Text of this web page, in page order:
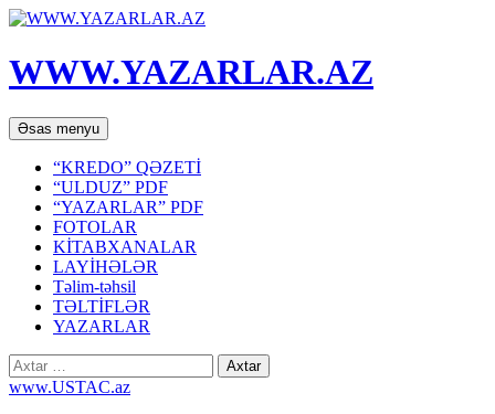
WWW.YAZARLAR.AZ
Axtar
Əsas menyu Mühtəviyyata
keç
“KREDO” QƏZETİ
“ULDUZ” PDF
“YAZARLAR” PDF
FOTOLAR
KİTABXANALAR
LAYİHƏLƏR
Təlim-təhsil
TƏLTİFLƏR
YAZARLAR
Axtarış:
www.USTAC.az